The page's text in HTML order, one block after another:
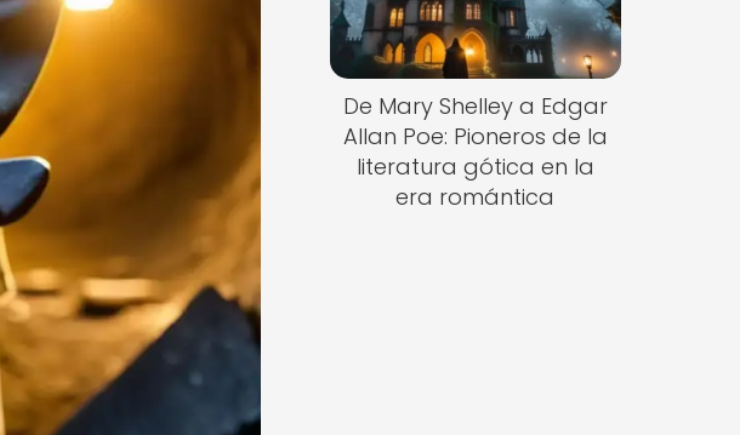
De Mary Shelley a Edgar
Allan Poe: Pioneros de la
literatura gótica en la
era romántica